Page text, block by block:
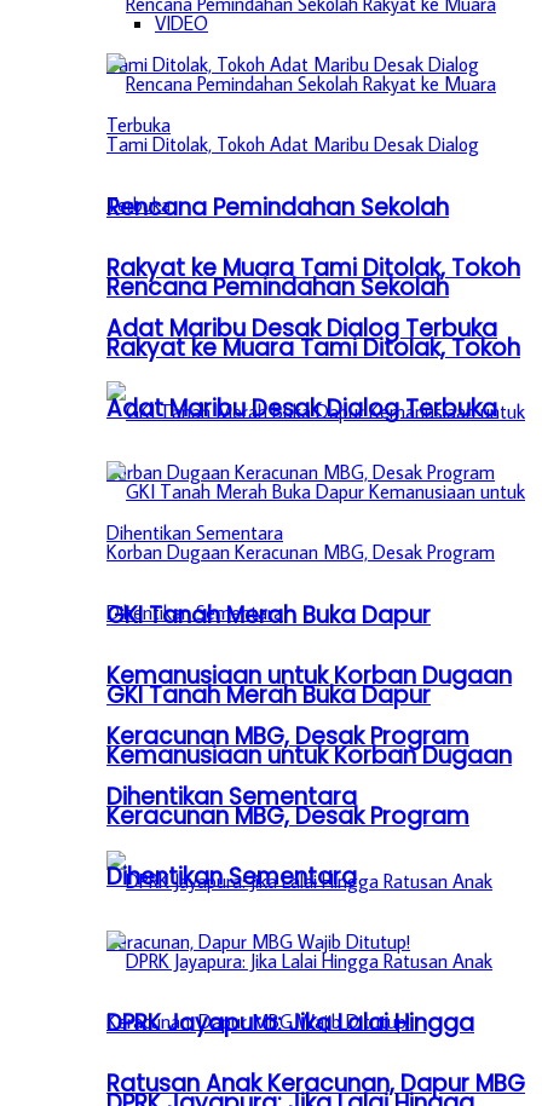
Rencana Pemindahan Sekolah
Rakyat ke Muara Tami Ditolak, Tokoh
Adat Maribu Desak Dialog Terbuka
GKI Tanah Merah Buka Dapur
Kemanusiaan untuk Korban Dugaan
Keracunan MBG, Desak Program
Dihentikan Sementara
DPRK Jayapura: Jika Lalai Hingga
Ratusan Anak Keracunan, Dapur MBG
VIDEO
Rencana Pemindahan Sekolah
Rakyat ke Muara Tami Ditolak, Tokoh
Adat Maribu Desak Dialog Terbuka
GKI Tanah Merah Buka Dapur
Kemanusiaan untuk Korban Dugaan
Keracunan MBG, Desak Program
Dihentikan Sementara